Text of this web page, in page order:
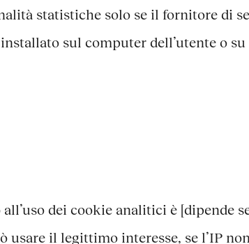
statistiche solo se il fornitore di
sul computer dell’utente o
dei cookie analitici è [dipende
usare il legittimo interesse, se l’IP